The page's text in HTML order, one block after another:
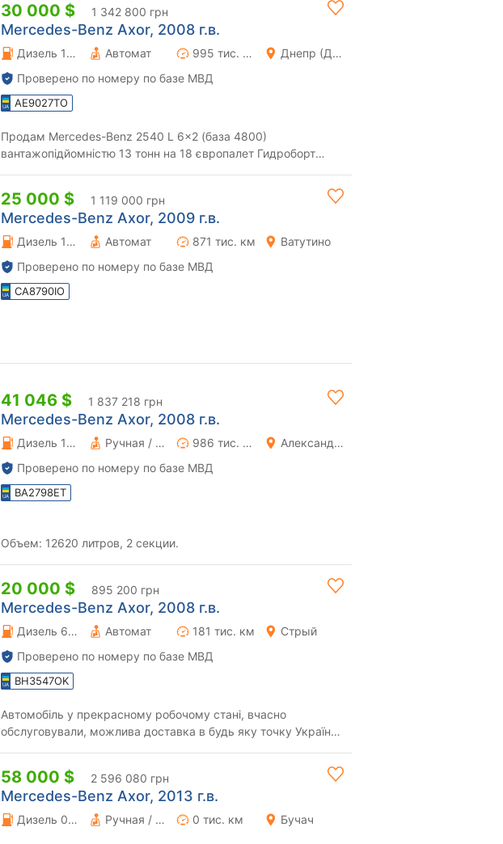
30 000 $ 1 342 800 грн
Mercedes-Benz Axor, 2008 г.в.
Дизель 11.97 л. Автомат 995 тис. км
Днепр (Днепропетровск)
Проверено по номеру по базе МВД
AE9027TO
Продам Mercedes-Benz 2540 L 6x2 (база 4800)
вантажопідйомністю 13 тонн на 18 європалет Гидроборт
25 000 $ 1 119 000 грн
Mercedes-Benz Axor, 2009 г.в.
Дизель 11.97 л. Автомат 871 тис. км
Ватутино
Проверено по номеру по базе МВД
CA8790IO
41 046 $ 1 837 218 грн
Mercedes-Benz Axor, 2008 г.в.
Дизель 11.97 л. Ручная / Механика 986 тис. км
Александрия
Проверено по номеру по базе МВД
BA2798ET
Объем: 12620 литров, 2 секции.
20 000 $ 895 200 грн
Mercedes-Benz Axor, 2008 г.в.
Дизель 6.37 л. Автомат 181 тис. км
Стрый
Проверено по номеру по базе МВД
BH3547OK
Автомобіль у прекрасному робочому стані, вчасно
обслуговували, можлива доставка в будь яку точку України,
58 000 $ 2 596 080 грн
Mercedes-Benz Axor, 2013 г.в.
Дизель 0 л. Ручная / Механика 0 тис. км Бучач